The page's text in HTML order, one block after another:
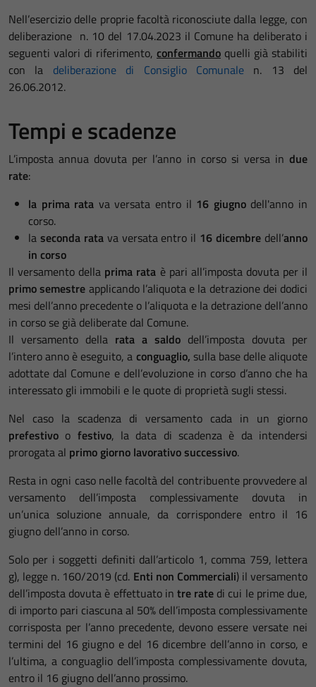
Nell’esercizio delle proprie facoltà riconosciute dalla legge, con
deliberazione n. 10 del 17.04.2023 il Comune ha deliberato i
seguenti valori di riferimento, confermando quelli già stabiliti
con la deliberazione di Consiglio Comunalen. 13 del
26.06.2012.
Tempi e scadenze
L’imposta annua dovuta per l’anno in corso si versa in due
rate:
la prima rata va versata entro il 16 giugnodell'anno in
corso.
la seconda ratava versata entro il 16 dicembre dell’anno
in corso
Il versamento della prima rata è pari all’imposta dovuta per il
primo semestre applicando l’aliquota e la detrazione dei dodici
mesi dell’anno precedente o l’aliquota e la detrazione dell’anno
in corso se già deliberate dal Comune.
Il versamento della rata a saldo dell’imposta dovuta per
l’intero anno è eseguito, a conguaglio, sulla base delle aliquote
adottate dal Comune e dell’evoluzione in corso d’anno che ha
interessato gli immobili e le quote di proprietà sugli stessi.
Nel caso la scadenza di versamento cada in un giorno
prefestivo o festivo, la data di scadenza è da intendersi
prorogata al primo giorno lavorativo successivo.
Resta in ogni caso nelle facoltà del contribuente provvedere al
versamento dell’imposta complessivamente dovuta in
un’unica soluzione annuale, da corrispondere entro il 16
giugno dell’anno in corso.
Solo per i soggetti definiti dall’articolo 1, comma 759, lettera
g), legge n. 160/2019 (cd. Enti non Commerciali) il versamento
dell’imposta dovuta è effettuato in tre rate di cui le prime due,
di importo pari ciascuna al 50% dell’imposta complessivamente
corrisposta per l’anno precedente, devono essere versate nei
termini del 16 giugno e del 16 dicembre dell’anno in corso, e
l’ultima, a conguaglio dell’imposta complessivamente dovuta,
entro il 16 giugno dell’anno prossimo.